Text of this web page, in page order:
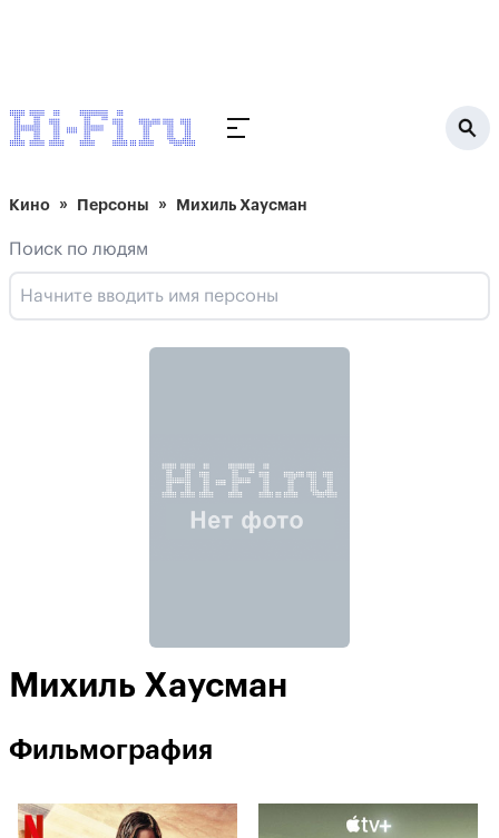
Кино Персоны Михиль Хаусман
Поиск по людям
Михиль Хаусман
Фильмография